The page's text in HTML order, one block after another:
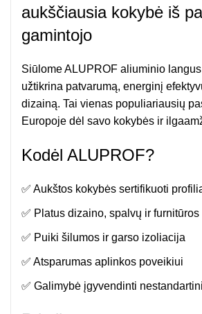
aukščiausia kokybė iš
gamintojo
Siūlome ALUPROF aliuminio
užtikrina patvarumą, energinį
dizainą. Tai vienas populiariausių
Europoje dėl savo kokybės ir
Kodėl ALUPROF?
✅ Aukštos kokybės sertifikuoti
✅ Platus dizaino, spalvų ir
✅ Puiki šilumos ir garso izoliacija
✅ Atsparumas aplinkos poveikiui
✅ Galimybė įgyvendinti